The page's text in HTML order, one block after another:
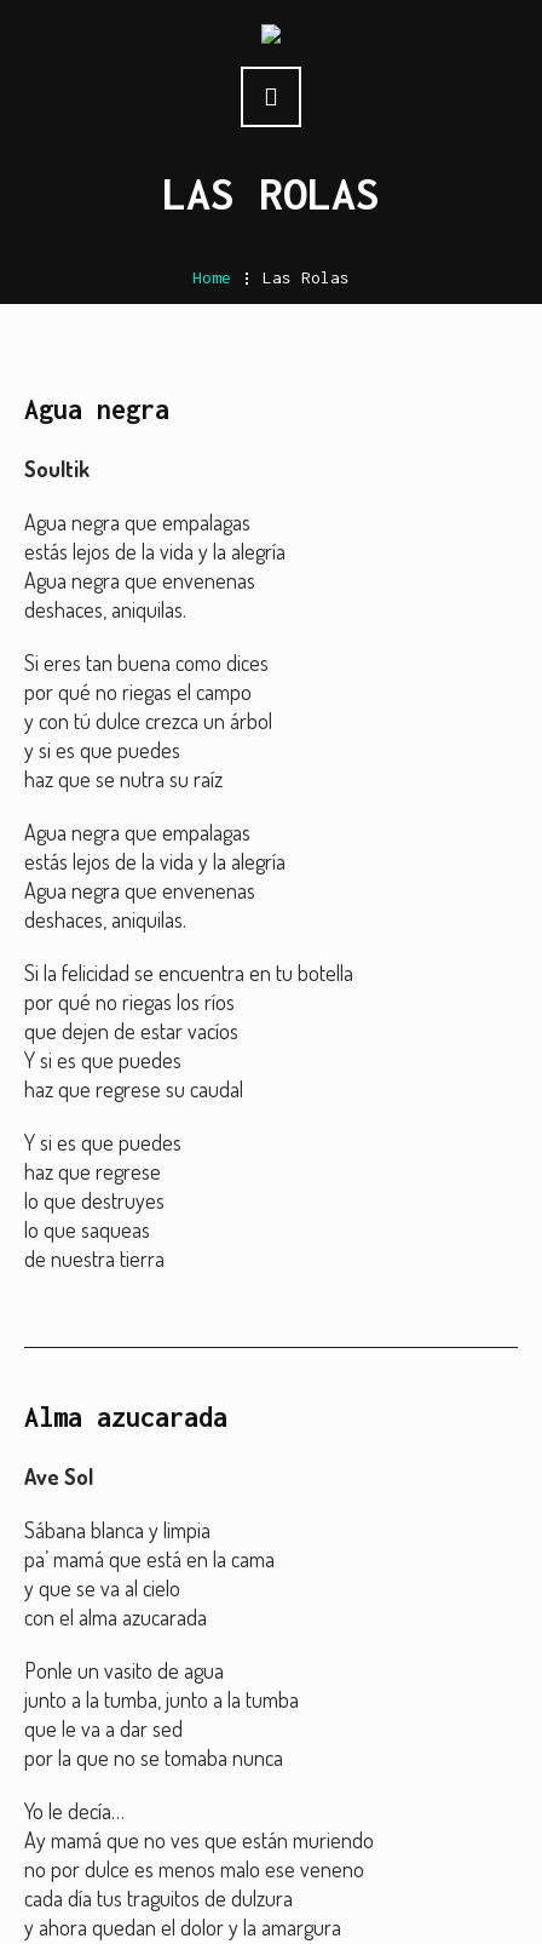
LAS ROLAS
Home . Las Rolas
Agua negra
Soultik
Agua negra que empalagas
estás lejos de la vida y la alegría
Agua negra que envenenas
deshaces, aniquilas.
Si eres tan buena como dices
por qué no riegas el campo
y con tú dulce crezca un árbol
y si es que puedes
haz que se nutra su raíz
Agua negra que empalagas
estás lejos de la vida y la alegría
Agua negra que envenenas
deshaces, aniquilas.
Si la felicidad se encuentra en tu botella
por qué no riegas los ríos
que dejen de estar vacíos
Y si es que puedes
haz que regrese su caudal
Y si es que puedes
haz que regrese
lo que destruyes
lo que saqueas
de nuestra tierra
Alma azucarada
Ave Sol
Sábana blanca y limpia
pa’ mamá que está en la cama
y que se va al cielo
con el alma azucarada
Ponle un vasito de agua
junto a la tumba, junto a la tumba
que le va a dar sed
por la que no se tomaba nunca
Yo le decía…
Ay mamá que no ves que están muriendo
no por dulce es menos malo ese veneno
cada día tus traguitos de dulzura
y ahora quedan el dolor y la amargura